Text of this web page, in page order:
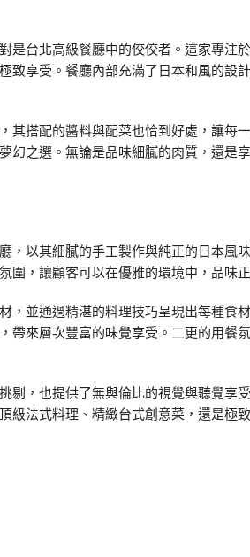
是台北高級餐廳中的佼佼者。這家專注
致享受。餐廳內部充滿了日本和風的設
其搭配的醬料與配菜也恰到好處，讓每
幻之選。無論是品味細膩的肉質，還是
，以其細膩的手工製作與純正的日本風
圍，讓顧客可以在優雅的環境中，品味
，並通過精湛的料理技巧呈現出每種食
帶來層次豐富的味覺享受。二更的用餐
剔，也提供了無與倫比的視覺與聽覺享
級法式料理、精緻台式創意菜，還是極